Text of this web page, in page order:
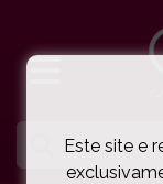
Este site e